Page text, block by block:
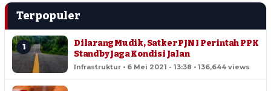
Terpopuler
1
Dilarang Mudik, Satker PJN I Perintah PPK
Standby Jaga Kondisi Jalan
Infrastruktur • 6 Mei 2021 - 13:38 • 136,644 views